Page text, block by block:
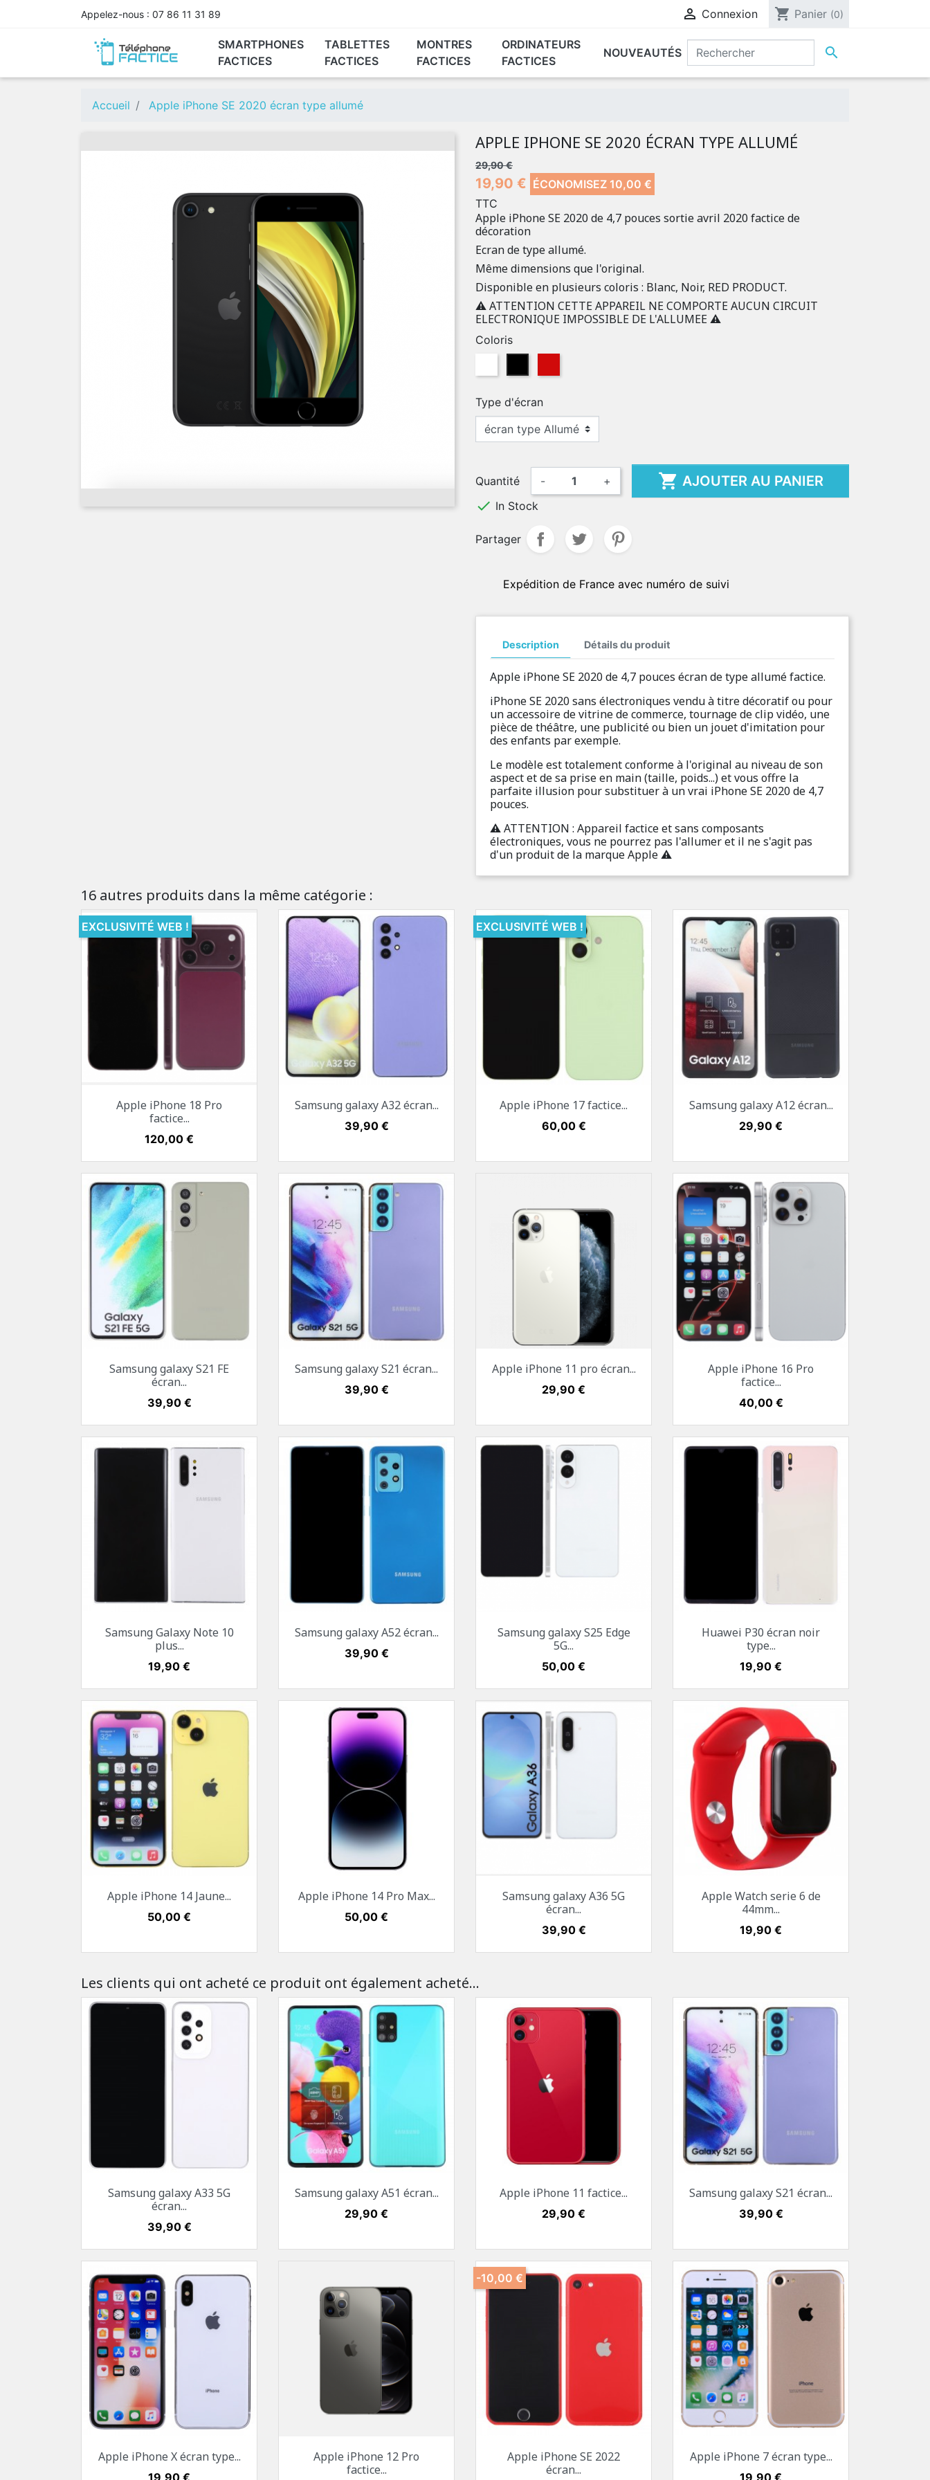
Appelez-nous : 07 86 11 31 89  Connexion shopping_cart Panier (0)
SMARTPHONES
FACTICES
écran type allumé
écran type allumé
TABLETTES
FACTICES
MONTRES
FACTICES
ORDINATEURS
FACTICES
NOUVEAUTÉS 
Accueil Apple iPhone SE 2020 écran type allumé
APPLE IPHONE SE 2020 ÉCRAN TYPE ALLUMÉ
29,90 €
19,90 € ÉCONOMISEZ 10,00 €
TTC
Apple iPhone SE 2020 de 4,7 pouces sortie avril 2020 factice de
décoration
Ecran de type allumé.
Même dimensions que l'original.
Disponible en plusieurs coloris : Blanc, Noir, RED PRODUCT.
⚠️ ATTENTION CETTE APPAREIL NE COMPORTE AUCUN CIRCUIT
ELECTRONIQUE IMPOSSIBLE DE L'ALLUMEE ⚠️
Coloris
Type d'écran
Quantité - +  AJOUTER AU PANIER
 In Stock
Partager
Expédition de France avec numéro de suivi
Description Détails du produit
Apple iPhone SE 2020 de 4,7 pouces écran de type allumé factice.
iPhone SE 2020 sans électroniques vendu à titre décoratif ou pour
un accessoire de vitrine de commerce, tournage de clip vidéo, une
pièce de théâtre, une publicité ou bien un jouet d'imitation pour
des enfants par exemple.
Le modèle est totalement conforme à l'original au niveau de son
aspect et de sa prise en main (taille, poids...) et vous offre la
parfaite illusion pour substituer à un vrai iPhone SE 2020 de 4,7
pouces.
⚠️ ATTENTION : Appareil factice et sans composants
électroniques, vous ne pourrez pas l'allumer et il ne s'agit pas
d'un produit de la marque Apple ⚠️
16 autres produits dans la même catégorie :
 Aperçu rapide
NoirArgentBleu
Apple iPhone 18 Pro
factice...
Prix
120,00 €
EXCLUSIVITÉ WEB !
Aperçu rapide
BlancNoir
Samsung galaxy A32 écran...
Prix
39,90 €
 Aperçu rapide
Apple iPhone 17 factice...
Prix
60,00 €
EXCLUSIVITÉ WEB !
Aperçu rapide
Noir
Samsung galaxy A12 écran...
Prix
29,90 €
Aperçu rapide
BlancMauveMystic green
Samsung galaxy S21 FE
écran...
Prix
39,90 €
Aperçu rapide
BlancNoir
Samsung galaxy S21 écran...
Prix
39,90 €
 Aperçu rapide
Gris sidéral
Argent
Apple iPhone 11 pro écran...
Prix
29,90 €
 Aperçu rapide
BlancNoirOr
Apple iPhone 16 Pro
factice...
Prix
40,00 €
Aperçu rapide
Argent stellaire
Noir cosmos
Samsung Galaxy Note 10
plus...
Prix
19,90 €
Aperçu rapide
Noir Bleu
Samsung galaxy A52 écran...
Prix
39,90 €
Aperçu rapide
BlancNoir
Samsung galaxy S25 Edge
5G...
Prix
50,00 €
Aperçu rapide
BlancNoir
Huawei P30 écran noir
type...
Prix
19,90 €
Aperçu rapide
Jaune
Apple iPhone 14 Jaune...
Prix
50,00 €
Aperçu rapide
Apple iPhone 14 Pro Max...
Prix
50,00 €
Aperçu rapide
BlancNoirBleu
Samsung galaxy A36 5G
écran...
Prix
39,90 €
 Aperçu rapide
NoirRose Gold
Argent
Apple Watch serie 6 de
44mm...
Prix
19,90 €
Les clients qui ont acheté ce produit ont également acheté...
Aperçu rapide
BlancNoir
Samsung galaxy A33 5G
écran...
Prix
39,90 €
Aperçu rapide
Blanc Noir
Samsung galaxy A51 écran...
Prix
29,90 €
 Aperçu rapide
Apple iPhone 11 factice...
Prix
29,90 €
Aperçu rapide
BlancNoir
Samsung galaxy S21 écran...
Prix
39,90 €
Aperçu rapide
Gris sidéral
Apple iPhone X écran type...
Prix
19,90 €
 Aperçu rapide
Or ArgentGraphite
Apple iPhone 12 Pro
factice...
 Aperçu rapide
BlancNoir
Apple iPhone SE 2022
écran...
-10,00 €
Aperçu rapide
Rose Gold
ArgentRouge
Apple iPhone 7 écran type...
Prix
19,90 €